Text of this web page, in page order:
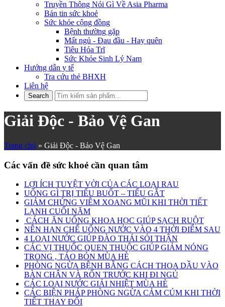
Truyền Thông Nói Gì Về Asia Pharma
Bản tin sức khoẻ
Sức khỏe cộng đồng
Bệnh thường gặp
Mất ngủ - Đau đầu - Hay quên
Tiêu Hóa Trĩ
Sức Khỏe Sinh Lý Nam
Hướng dẫn y tế
Tra cứu thẻ BHXH
Liên hệ
Giải Độc - Bảo Vệ Gan
Trang chủ » Giải Độc - Bảo Vệ Gan
Các vấn đề sức khoẻ cần quan tâm
LỢI ÍCH TUYỆT VỜI CỦA CÁC LOẠI RAU
UỐNG GÌ TRỊ TIỂU BUỐT – TIỂU GẮT
GIẢM CHỨNG VIÊM XOANG MŨI KHI THỜI TIẾT
LẠNH CUỐI NĂM
CÁCH ĂN UỐNG KHOA HỌC GIÚP SẠCH RUỘT
NÊN HẠN CHẾ UỐNG NƯỚC VÀO 4 THỜI ĐIỂM SAU
4 LOẠI NƯỚC GIÚP ĐÀO THẢI SỎI THẬN
CÁC VỊ THUỐC QUEN THUỘC GIÚP GIẢM NÓNG
TRONG , TÁO BÓN MÙA HÈ
PHÒNG NGỪA BỆNH BẰNG CÁCH THOA DẦU VÀO
BÀN CHÂN VÀ RỐN TRƯỚC KHI ĐI NGỦ
CÁC LOẠI NƯỚC GIẢI NHIỆT MÙA HÈ
CÁC BIỆN PHÁP PHÒNG NGỪA CẢM CÚM KHI THỜI
TIẾT THAY ĐỔI